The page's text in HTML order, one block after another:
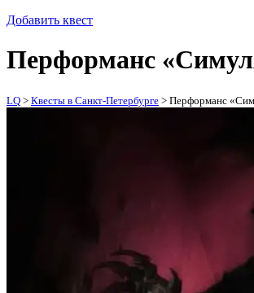
Добавить квест
Перформанс
LQ > Квесты в Санкт-Петербурге > Перформанс